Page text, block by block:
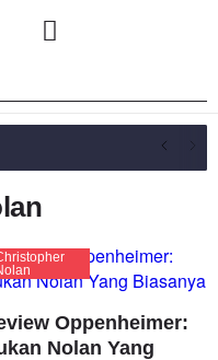
Oppenheimer:
Nolan Yang